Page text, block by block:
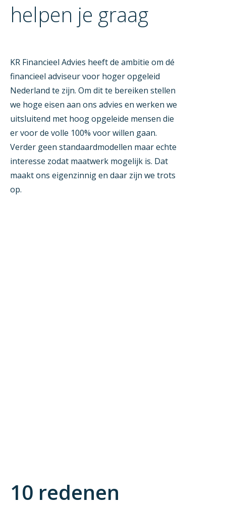
helpen je graag
KR Financieel Advies heeft de ambitie om dé
financieel adviseur voor hoger opgeleid
Nederland te zijn. Om dit te bereiken stellen
we hoge eisen aan ons advies en werken we
uitsluitend met hoog opgeleide mensen die
er voor de volle 100% voor willen gaan.
Verder geen standaardmodellen maar echte
interesse zodat maatwerk mogelijk is. Dat
maakt ons eigenzinnig en daar zijn we trots
op.
10 redenen